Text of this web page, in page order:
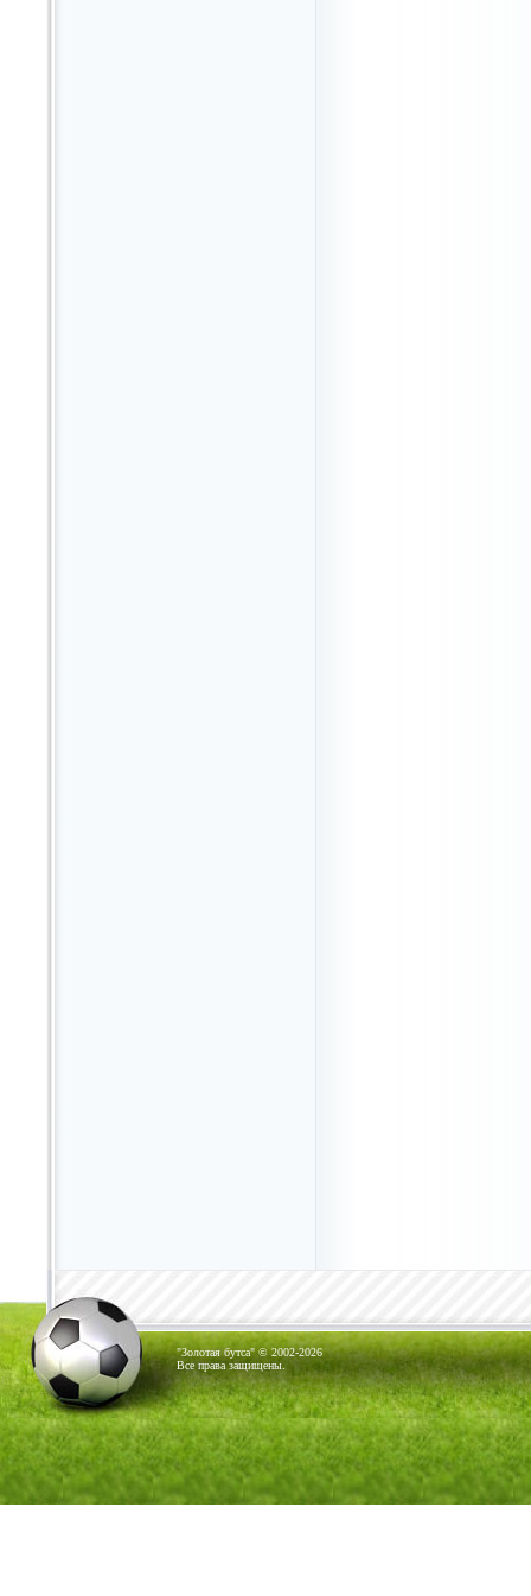
"Золотая бутса" © 2002-2026
Все права защищены.